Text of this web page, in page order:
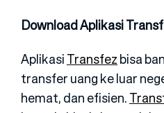
Download Aplikasi
AplikasiTransfezbisa
transfer uang ke luar
hemat, dan efisien.